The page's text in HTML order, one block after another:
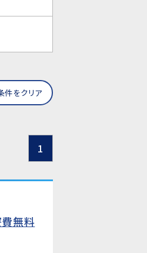
件をクリア
1
無料